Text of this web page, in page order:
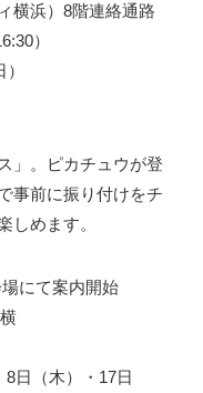
横浜）8階連絡通路
）
」。ピカチュウが登
事前に振り付けをチ
しめます。
にて案内開始
日（木）・17日